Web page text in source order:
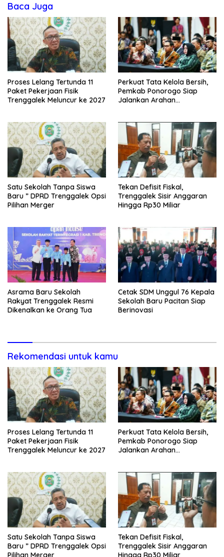
Baca Juga
Proses Lelang Tertunda 11
Paket Pekerjaan Fisik
Trenggalek Meluncur ke 2027
Perkuat Tata Kelola Bersih,
Pemkab Ponorogo Siap
Jalankan Arahan
Satu Sekolah Tanpa Siswa
Baru ” DPRD Trenggalek Opsi
Pilihan Merger
Tekan Defisit Fiskal,
Trenggalek Sisir Anggaran
Hingga Rp30 Miliar
Asrama Baru Sekolah
Rakyat Trenggalek Resmi
Dikenalkan ke Orang Tua
Cetak SDM Unggul 76 Kepala
Sekolah Baru Pacitan Siap
Berinovasi
Rekomendasi untuk kamu
Proses Lelang Tertunda 11
Paket Pekerjaan Fisik
Trenggalek Meluncur ke 2027
Perkuat Tata Kelola Bersih,
Pemkab Ponorogo Siap
Jalankan Arahan
Satu Sekolah Tanpa Siswa
Baru ” DPRD Trenggalek Opsi
Pilihan Merger
Tekan Defisit Fiskal,
Trenggalek Sisir Anggaran
Hingga Rp30 Miliar